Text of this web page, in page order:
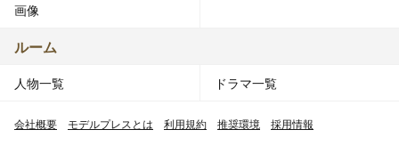
画像
ルーム
人物一覧 ドラマ一覧
会社概要 モデルプレスとは 利用規約 推奨環境 採用情報